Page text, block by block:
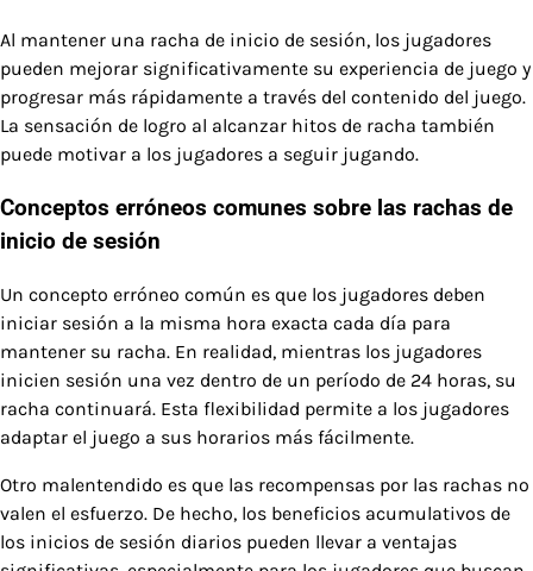
Al mantener una racha de inicio de sesión, los jugadores
pueden mejorar significativamente su experiencia de juego y
progresar más rápidamente a través del contenido del juego.
La sensación de logro al alcanzar hitos de racha también
puede motivar a los jugadores a seguir jugando.
Conceptos erróneos comunes sobre las rachas de
inicio de sesión
Un concepto erróneo común es que los jugadores deben
iniciar sesión a la misma hora exacta cada día para
mantener su racha. En realidad, mientras los jugadores
inicien sesión una vez dentro de un período de 24 horas, su
racha continuará. Esta flexibilidad permite a los jugadores
adaptar el juego a sus horarios más fácilmente.
Otro malentendido es que las recompensas por las rachas no
valen el esfuerzo. De hecho, los beneficios acumulativos de
los inicios de sesión diarios pueden llevar a ventajas